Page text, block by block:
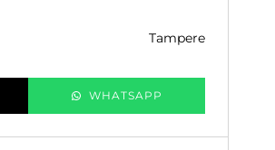
tampere
WHATSAPP